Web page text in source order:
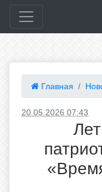
Главная
20.05.2026 07:43